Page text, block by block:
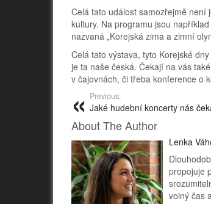
Celá tato událost samozřejmě
kultury. Na programu jsou
nazvaná „Korejská zima a zimní
Celá tato výstava, tyto Korejské
je ta naše česká. Čekají na vás
v čajovnách, či třeba konference o
Previous:
Jaké hudební koncerty nás
About The Author
Lenka
propojuje
volný čas